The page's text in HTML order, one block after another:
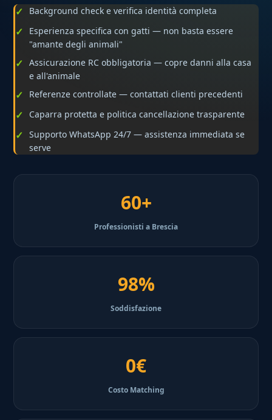
Background check e verifica identità completa
Esperienza specifica con gatti — non basta essere
"amante degli animali"
Assicurazione RC obbligatoria — copre danni alla casa
e all'animale
Referenze controllate — contattati clienti precedenti
Caparra protetta e politica cancellazione trasparente
Supporto WhatsApp 24/7 — assistenza immediata se
serve
60+
Professionisti a Brescia
98%
Soddisfazione
0€
Costo Matching